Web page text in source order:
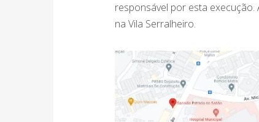
responsável por esta execução.
na Vila Serralheiro.